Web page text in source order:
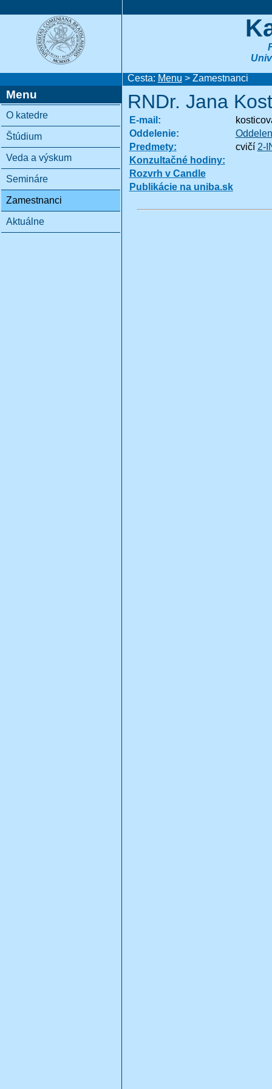
Cesta: Menu > Zamestnanci
Menu
O katedre
Štúdium
Veda a výskum
Semináre
Zamestnanci
Aktuálne
RNDr. Jana
E-mail:
Oddelenie:
Predmety:
cvičí 2-
Konzultačné hodiny:
Rozvrh v Candle
Publikácie na uniba.sk